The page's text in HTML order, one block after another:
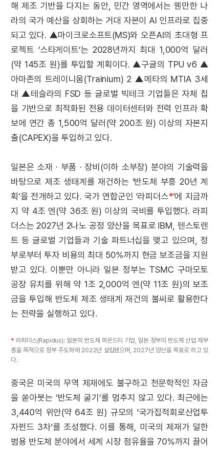
해 제조 기반을 다지는 동안, 민간 영역에서는 웬만한 나
라의 국가 예산을 상회하는 거대 자본이 AI 인프라로 집중
되고 있다. ▲마이크로소프트(MS)와 오픈AI의 초대형 프
로젝트 ‘스타게이트’는 2028년까지 최대 1,000억 달러
(약 145조 원)를 투입할 계획이다. ▲구글의 TPU v6 ▲
아마존의 트레이니움(Trainium) 2 ▲메타의 MTIA 3세
대 ▲테슬라의 FSD 등 글로벌 빅테크 기업들은 자체 칩
을 기반으로 최적화된 전용 데이터센터와 전력 인프라 확
보에 연간 총 1,500억 달러(약 200조 원) 이상의 자본지
출(CAPEX)을 투입하고 있다.
일본은 소재 · 부품 · 장비(이하 소부장) 분야의 기술력을
바탕으로 제조 생태계를 재건하는 ‘반도체 부흥 20년 계
획’을 전개하고 있다. 국가 연합군인 ‘라피더스*‘에 지금까
지 약 4조 엔(약 36조 원) 이상의 국비를 투입했다. 라피
더스는 2027년 2나노 공정 양산을 목표로 IBM, 텐스토렌
트 등 글로벌 기업들과 기술 파트너십을 맺고 있으며, 정
부로부터 투자 비용의 최대 50%까지 현금 보조금을 지원
받고 있다. 이뿐만 아니라 일본 정부는 TSMC 구마모토
공장 유치를 위해 약 1조 2,000억 엔(약 11조 원)의 보조
금을 투입해 반도체 제조 생태계 재건의 불씨로 활용한다
는 전략을 실행하고 있다.
* 라피더스(Rapidus): 일본의 반도체 파운드리 기업, 일본 정부의 반도체 산업 재부
흥을 목적으로 정부 주도하에 2022년 설립됐으며, 2027년 양산을 목표로 하고 있
다.
중국은 미국의 무역 제재에도 불구하고 천문학적인 자금
을 쏟아붓는 ‘반도체 굴기’를 멈추지 않고 있다. 최근에는
3,440억 위안(약 64조 원) 규모의 ‘국가집적회로산업투
자펀드 3차’를 조성했다. 이를 통해, 미국의 제재가 덜한
범용 반도체 분야에서 세계 시장 점유율을 70%까지 끌어